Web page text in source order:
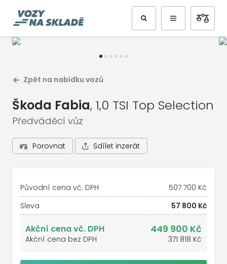
Zpět na nabídku vozů
Škoda Fabia, 1,0 TSI Top Selection
Předváděcí vůz
Porovnat Sdílet inzerát
Původní cena vč. DPH
507 700 Kč
Sleva
57 800 Kč
Akční cena vč. DPH 449 900 Kč
Akční cena bez DPH 371 818 Kč